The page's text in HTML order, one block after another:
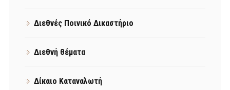
Διεθνές Ποινικό Δικαστήριο
Διεθνή θέματα
Δίκαιο Καταναλωτή